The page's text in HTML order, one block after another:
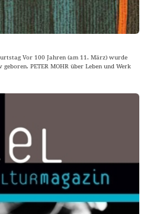
Vor 100 Jahren (am 11. März) wurde
PETER MOHR über Leben und Werk